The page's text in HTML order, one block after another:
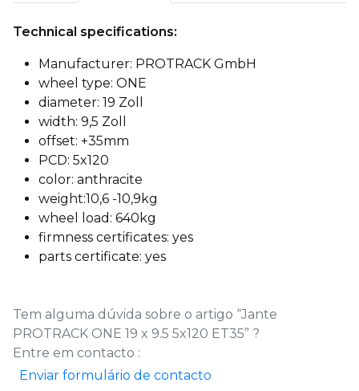
Technical specifications:
Manufacturer: PROTRACK GmbH
wheel type: ONE
diameter: 19 Zoll
width: 9,5 Zoll
offset: +35mm
PCD: 5x120
color: anthracite
weight:10,6 -10,9kg
wheel load: 640kg
firmness certificates: yes
parts certificate: yes
Tem alguma dúvida sobre o artigo “Jante
PROTRACK ONE 19 x 9.5 5x120 ET35” ?
Entre em contacto :
Enviar formulário de contacto